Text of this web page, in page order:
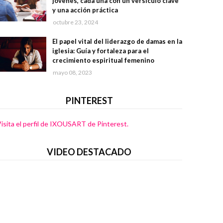
y una acción práctica
octubre 23, 2024
El papel vital del liderazgo de damas en la
iglesia: Guía y fortaleza para el
crecimiento espiritual femenino
mayo 08, 2023
PINTEREST
el perfil de IXOUSART de Pinterest.
VIDEO DESTACADO